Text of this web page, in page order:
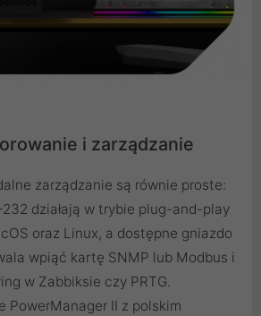
i zarządzanie
zarządzanie są równie proste:
232 działają w trybie plug-and-play
oraz Linux, a dostępne gniazdo
wpiąć kartę SNMP lub Modbus i
w Zabbiksie czy PRTG.
PowerManager II z polskim